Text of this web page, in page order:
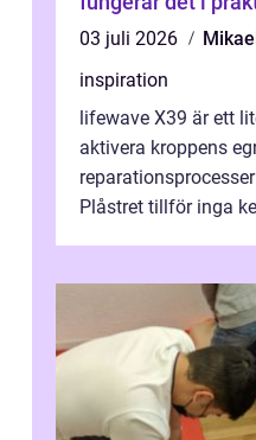
03 juli 2026
inspiration
lifewave X39 är ett
aktivera kroppens
Plåstret tillför inga